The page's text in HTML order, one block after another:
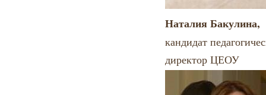
Наталия Бакулина,
кандидат
директор ЦЕОУ